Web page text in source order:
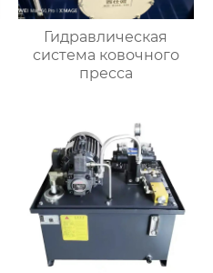
Гидравлическая
система ковочного
пресса